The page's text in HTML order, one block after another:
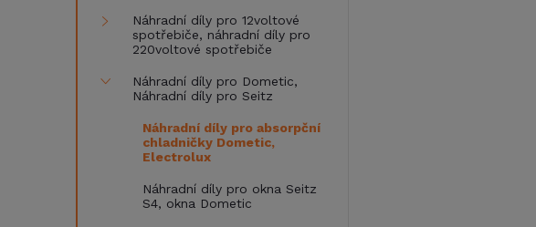
Náhradní díly pro 12voltové
spotřebiče, náhradní díly pro
220voltové spotřebiče
Náhradní díly pro Dometic,
Náhradní díly pro Seitz
Náhradní díly pro absorpční
chladničky Dometic,
Electrolux
Náhradní díly pro okna Seitz
S4, okna Dometic